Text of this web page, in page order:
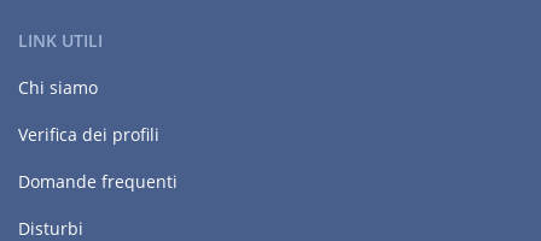
LINK UTILI
Chi siamo
Verifica dei profili
Domande frequenti
Disturbi